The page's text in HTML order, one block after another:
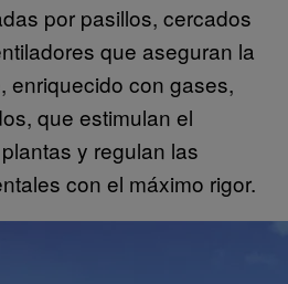
por pasillos, cercados
que aseguran la
enriquecido con gases,
que estimulan el
y regulan las
con el máximo rigor.